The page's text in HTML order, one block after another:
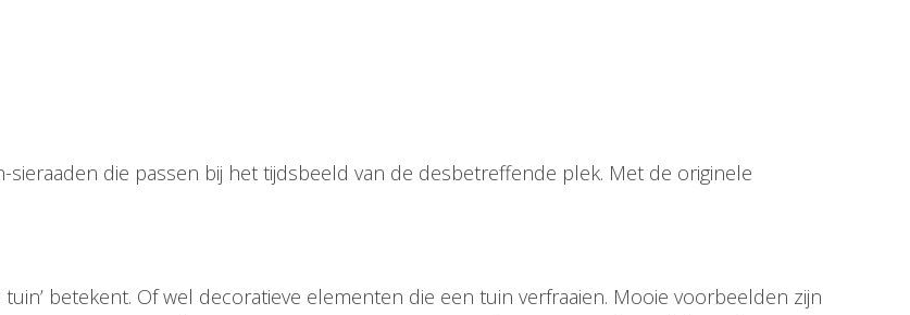
die passen bij het tijdsbeeld van de desbetreffende plek. Met de originele
betekent. Of wel decoratieve elementen die een tuin verfraaien. Mooie voorbeelden zijn